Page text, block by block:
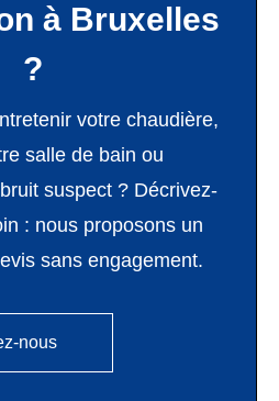
à Bruxelles
?
votre chaudière,
salle de bain ou
suspect ? Décrivez-
: nous proposons un
sans engagement.
nous